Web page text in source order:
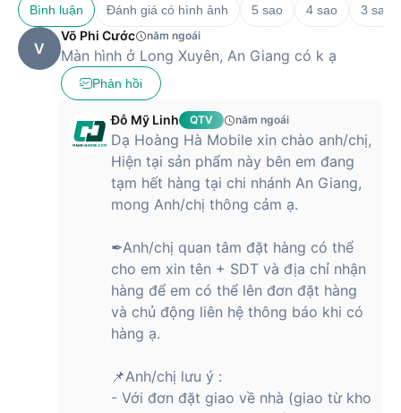
Bình luận Đánh giá có hình ảnh 5 sao 4 sao 3 sao
V
Võ Phi Cước năm ngoái
Màn hình ở Long Xuyên, An Giang có k ạ
Phản hồi
Đỗ Mỹ Linh QTV năm ngoái
Dạ Hoàng Hà Mobile xin chào anh/chị,
Hiện tại sản phẩm này bên em đang
tạm hết hàng tại chi nhánh An Giang,
mong Anh/chị thông cảm ạ.
✒Anh/chị quan tâm đặt hàng có thể
cho em xin tên + SDT và địa chỉ nhận
hàng để em có thể lên đơn đặt hàng
và chủ động liên hệ thông báo khi có
hàng ạ.
📌Anh/chị lưu ý :
- Với đơn đặt giao về nhà (giao từ kho